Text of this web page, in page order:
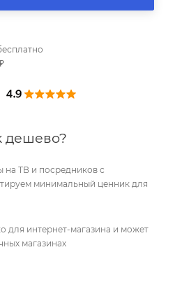
дешево?
на ТВ и посредников с
минимальный ценник для
для интернет-магазина и может
магазинах